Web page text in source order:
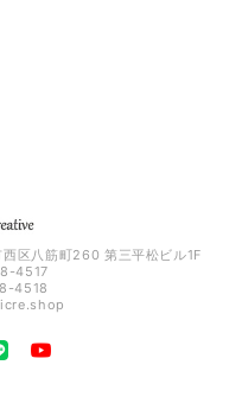
区八筋町260 第三平松ビル1F
4517
4518